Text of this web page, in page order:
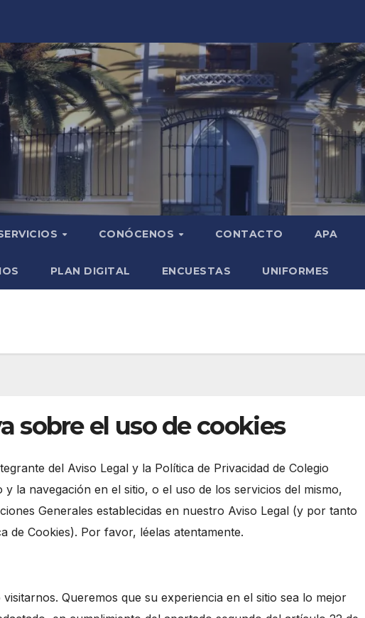
CONÓCENOS CONTACTO APA
PLAN DIGITAL ENCUESTAS UNIFORMES
sobre el uso de cookies
del Aviso Legal y la Política de Privacidad de Colegio
y la navegación en el sitio, o el uso de los servicios del mismo,
Generales establecidas en nuestro Aviso Legal (y por tanto
de Cookies). Por favor, léelas atentamente.
Queremos que su experiencia en el sitio sea lo mejor